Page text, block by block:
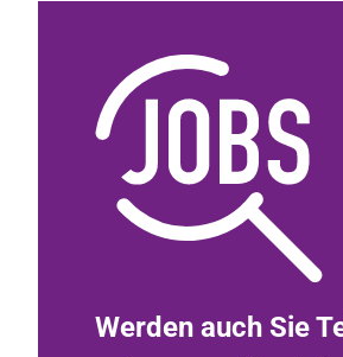
Werden auch Sie